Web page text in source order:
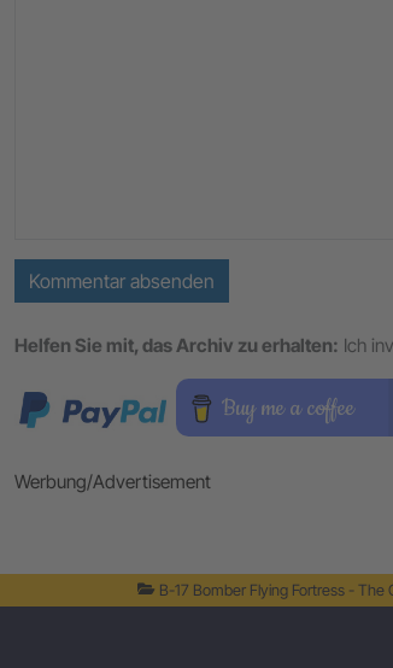
Kommentar absenden
Helfen Sie mit, das Archiv zu erhalten: Ich
Werbung/Advertisement
B-17 Bomber Flying Fortress -